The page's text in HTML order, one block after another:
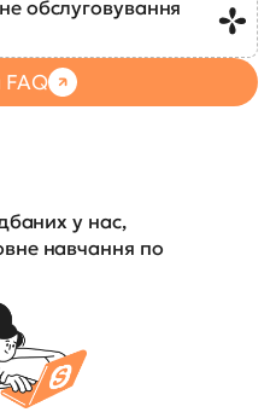
обслуговування
FAQ
у нас,
навчання по